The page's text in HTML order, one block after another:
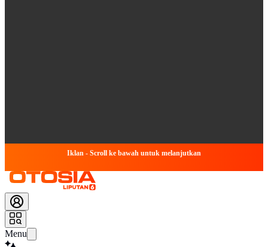
Iklan - Scroll ke bawah untuk melanjutkan
Menu